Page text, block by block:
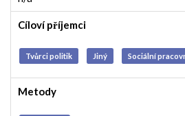
Cíloví příjemci
Tvůrci politik Jiný Sociální
Metody